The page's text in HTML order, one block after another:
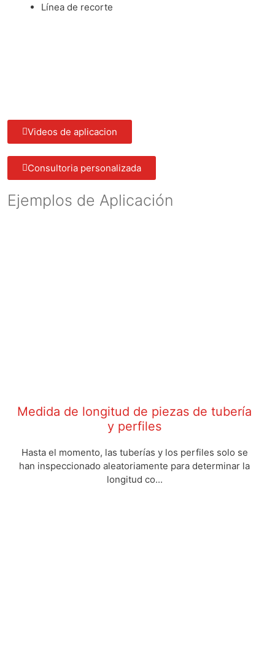
Línea de recorte
Videos de aplicacion
Consultoria personalizada
Ejemplos de Aplicación
Medida de longitud de piezas de tubería
y perfiles
Hasta el momento, las tuberías y los perfiles solo se
han inspeccionado aleatoriamente para determinar la
longitud co...